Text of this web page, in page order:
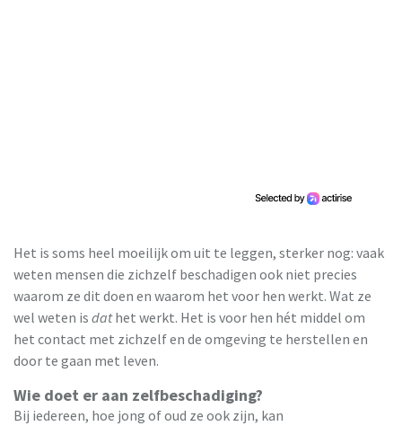
Het is soms heel moeilijk om uit te leggen, sterker nog: vaak
weten mensen die zichzelf beschadigen ook niet precies
waarom ze dit doen en waarom het voor hen werkt. Wat ze
wel weten is dathet werkt. Het is voor hen hét middel om
het contact met zichzelf en de omgeving te herstellen en
door te gaan met leven.
Wie doet er aan zelfbeschadiging?
Bij iedereen, hoe jong of oud ze ook zijn, kan